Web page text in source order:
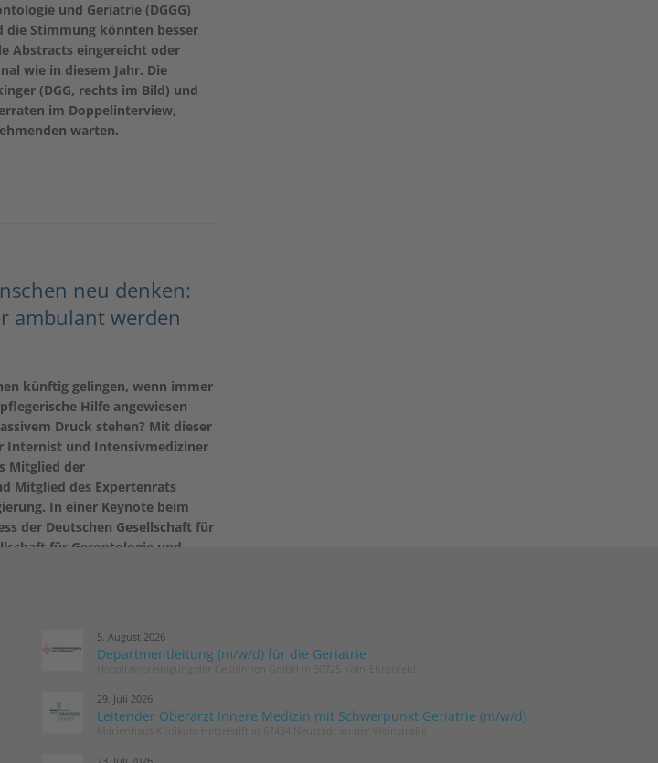
und Geriatrie (DGGG)
Stimmung könnten besser
Abstracts eingereicht oder
wie in diesem Jahr. Die
(DGG, rechts im Bild) und
im Doppelinterview,
warten.
neu denken:
ambulant werden
künftig gelingen, wenn immer
Hilfe angewiesen
Druck stehen? Mit dieser
Internist und Intensivmediziner
Mitglied der
Mitglied des Expertenrats
In einer Keynote beim
der Deutschen Gesellschaft für
für Gerontologie und
5. August 2026
Departmentleitung (m/w/d) für die Geriatrie
29. Juli 2026
Leitender Oberarzt Innere Medizin mit Schwerpunkt Geriatrie (m/w/d)
23. Juli 2026